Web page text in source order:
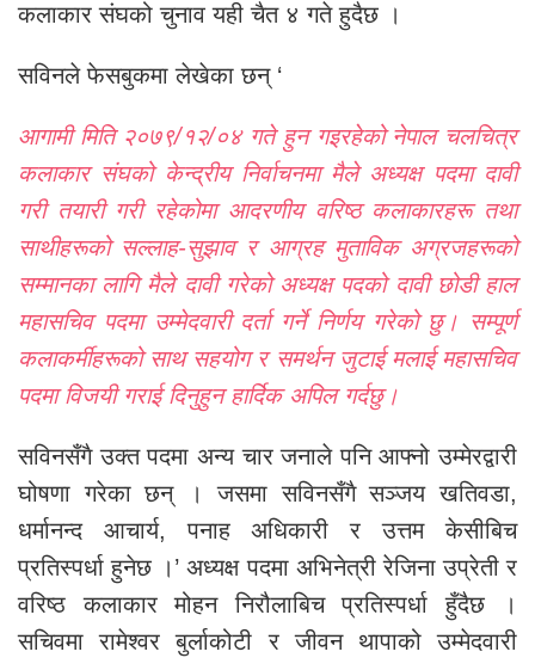
कलाकार संघको चुनाव यही चैत ४ गते हुदैछ ।
सविनले फेसबुकमा लेखेका छन् ‘
आगामी मिति २०७९/१२/०४ गते हुन गइरहेको नेपाल चलचित्र
कलाकार संघको केन्द्रीय निर्वाचनमा मैले अध्यक्ष पदमा दावी
गरी तयारी गरी रहेकोमा आदरणीय वरिष्ठ कलाकारहरू तथा
साथीहरूको सल्लाह-सुझाव र आग्रह मुताविक अग्रजहरूको
सम्मानका लागि मैले दावी गरेको अध्यक्ष पदको दावी छोडी हाल
महासचिव पदमा उम्मेदवारी दर्ता गर्ने निर्णय गरेको छु। सम्पूर्ण
कलाकर्मीहरूको साथ सहयोग र समर्थन जुटाई मलाई महासचिव
पदमा विजयी गराई दिनुहुन हार्दिक अपिल गर्दछु।
सविनसँगै उक्त पदमा अन्य चार जनाले पनि आफ्नो उम्मेरद्वारी
घोषणा गरेका छन् । जसमा सविनसँगै सञ्जय खतिवडा,
धर्मानन्द आचार्य, पनाह अधिकारी र उत्तम केसीबिच
प्रतिस्पर्धा हुनेछ ।’ अध्यक्ष पदमा अभिनेत्री रेजिना उप्रेती र
वरिष्ठ कलाकार मोहन निरौलाबिच प्रतिस्पर्धा हुँदैछ ।
सचिवमा रामेश्वर बुर्लाकोटी र जीवन थापाको उम्मेदवारी